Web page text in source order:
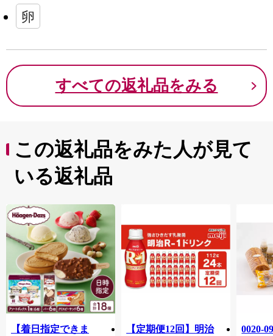
卵
すべての返礼品をみる
この返礼品をみた人が見て
いる返礼品
【着日指定できま
【定期便12回】明治
0020-